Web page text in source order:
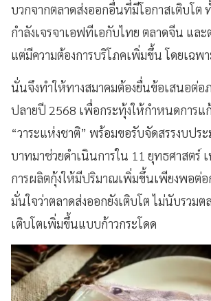
บวกจากตลาดส่งออกอื่นที่มีโอกาสเติบโต
กำลังเจรจาเอฟทีเอกับไทย ตลาดจีน แล
แต่มีความต้องการบริโภคเพิ่มขึ้น โดยเฉพ
นั่นจึงทำให้ทางสมาคมต้องยื่นข้อเสนอต่อ
ปลายปี 2568 เพื่อกระทุ้งให้กำหนดการ
“วาระแห่งชาติ” พร้อมขอรับจัดสรรงบปร
บาทมาช่วยดำเนินการใน 11 ยุทธศาสตร์ เ
การผลิตกุ้งให้มีปริมาณเพิ่มขึ้นเพียงพอต่อ
มั่นใจว่าตลาดส่งออกยังเติบโต ไม่นับรวมต
เติบโตเพิ่มขึ้นแบบก้าวกระโดด